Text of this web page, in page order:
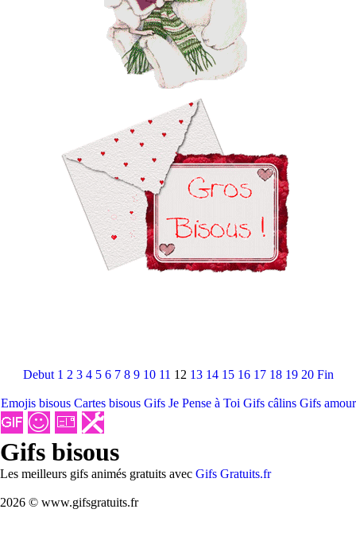
Debut 1 2 3 4 5 6 7 8 9 10 11 12 13 14 15 16 17 18 19 20 Fin
Emojis bisous Cartes bisous Gifs Je Pense à Toi Gifs câlins Gifs amour
Gifs bisous
Les meilleurs gifs animés gratuits avec Gifs Gratuits.fr
2026 © www.gifsgratuits.fr